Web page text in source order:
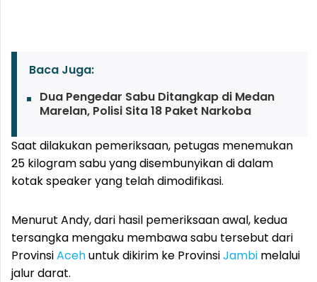
Baca Juga:
Dua Pengedar Sabu Ditangkap di Medan
Marelan, Polisi Sita 18 Paket Narkoba
Saat dilakukan pemeriksaan, petugas menemukan
25 kilogram sabu yang disembunyikan di dalam
kotak speaker yang telah dimodifikasi.
Menurut Andy, dari hasil pemeriksaan awal, kedua
tersangka mengaku membawa sabu tersebut dari
ProvinsiAcehuntuk dikirim ke ProvinsiJambi melalui
jalur darat.